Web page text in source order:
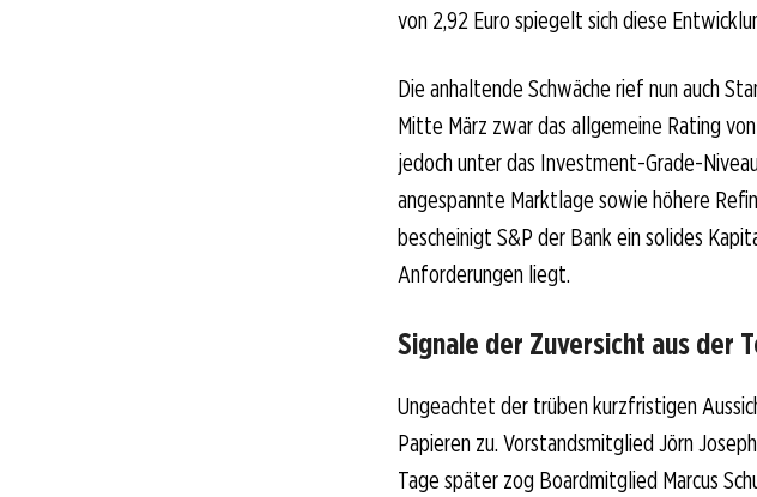
von 2,92 Euro spiegelt sich diese
Die anhaltende Schwäche rief nun auch
Mitte März zwar das allgemeine Rating
jedoch unter das Investment-Grade-
angespannte Marktlage sowie höhere
bescheinigt S&P der Bank ein solides
Anforderungen liegt.
Signale der Zuversicht aus der
Ungeachtet der trüben kurzfristigen
Papieren zu. Vorstandsmitglied Jörn
Tage später zog Boardmitglied Marcus